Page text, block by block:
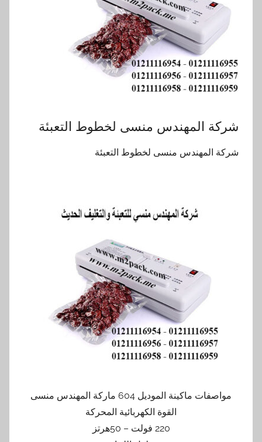
شركة المهندس منسى لخطوط التعبئة
شركة المهندس منسى لخطوط التعبئة
مواصفات ماكينة الموديل 604 ماركة المهندس منسى
القوة الكهربائية المحركة
220 فولت – 50هرتز